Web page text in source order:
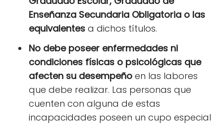
Enseñanza Secundaria Obligatoria o las
equivalentes a dichos títulos.
No debe poseer enfermedades ni
condiciones físicas o psicológicas que
afecten su desempeño en las labores
que debe realizar. Las personas que
cuenten con alguna de estas
incapacidades poseen un cupo especial